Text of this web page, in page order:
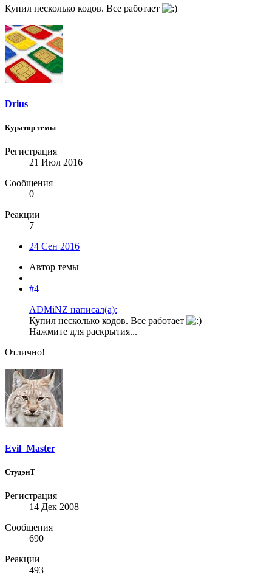
Купил несколько кодов. Все работает
Drius
Куратор темы
Регистрация
21 Июл 2016
Сообщения
0
Реакции
7
24 Сен 2016
Автор темы
#4
ADMiNZ написал(а):
Купил несколько кодов. Все работает
Нажмите для раскрытия...
Отлично!
Evil_Master
СтудэнТ
Регистрация
14 Дек 2008
Сообщения
690
Реакции
493